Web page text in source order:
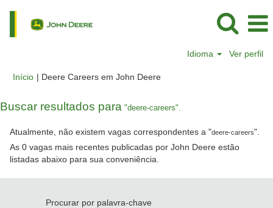
Idioma Ver perfil
Início | Deere Careers em John Deere(página
Buscar resultados para "deere-careers".
Atualmente, não existem vagas correspondentes a "deere-careers".
As 0 vagas mais recentes publicadas por John Deere estão
listadas abaixo para sua conveniência.
Procurar por palavra-chave